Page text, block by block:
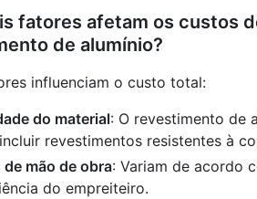
fatores afetam os custos
de alumínio?
influenciam o custo total:
do material: O revestimento de
revestimentos resistentes à
de mão de obra: Variam de acordo
do empreiteiro.